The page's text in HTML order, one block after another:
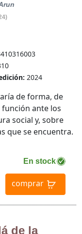
2024
En stock
comprar
de forma, de
ante los
social y, sobre
que se encuentra.
de la